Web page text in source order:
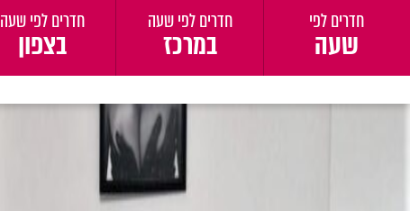
חדרים לפי
שעה
חדרים לפי שעה
במרכז
חדרים לפי שעה
בצפון